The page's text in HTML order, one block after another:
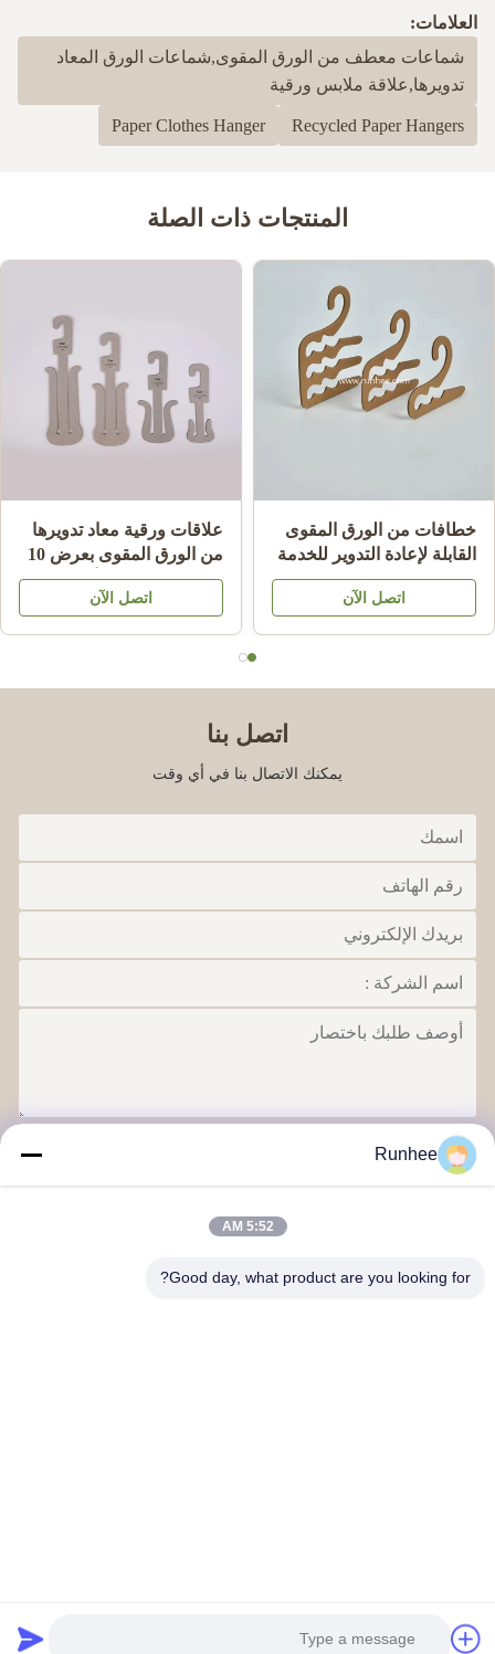
العلامات:
شماعات معطف من الورق المقوى,شماعات الورق المعاد
تدويرها,علاقة ملابس ورقية
Recycled Paper Hangers
Paper Clothes Hanger
المنتجات ذات الصلة
خطافات من الورق المقوى
القابلة لإعادة التدوير للخدمة
الشاقة لتعليق الجوارب،
اتصل الآن
علاقات ورقية معاد تدويرها
من الورق المقوى بعرض 10
سم للشباشب والأحذية
اتصل الآن
اتصل بنا
يمكنك الاتصال بنا في أي وقت
Copyright © 2025-2026 Dongguan Runhee paper products Co.,Ltd. All Rights
Runhee
5:52 AM
Good day, what product are you looking for?